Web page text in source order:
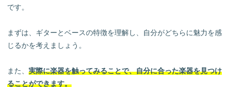
です。
まずは、ギターとベースの特徴を理解し、自分がどちらに魅力を感
じるかを考えましょう。
また、 実際に楽器を触ってみることで、自分に合った楽器を見つけ
ることができます。